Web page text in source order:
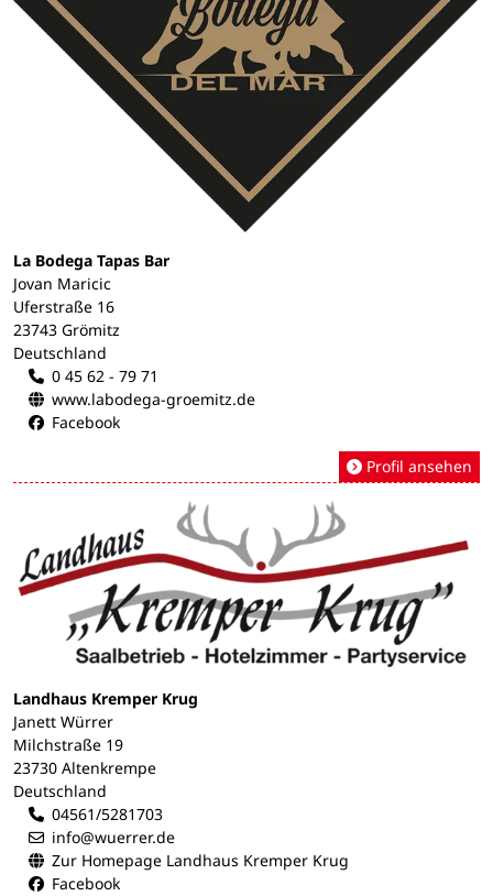
La Bodega Tapas Bar
Jovan Maricic
Uferstraße 16
23743 Grömitz
Deutschland
0 45 62 - 79 71
www.labodega-groemitz.de
Facebook
Profil ansehen
Landhaus Kremper Krug
Janett Würrer
Milchstraße 19
23730 Altenkrempe
Deutschland
04561/5281703
info@wuerrer.de
Zur Homepage Landhaus Kremper Krug
Facebook